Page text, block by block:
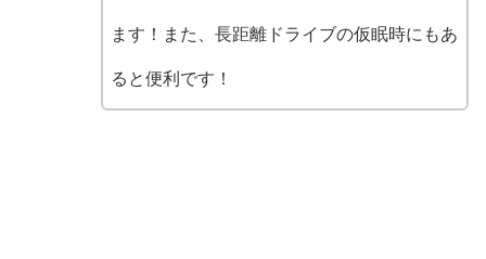
ます！また、長距離ドライブの仮眠時にもあ
ると便利です！